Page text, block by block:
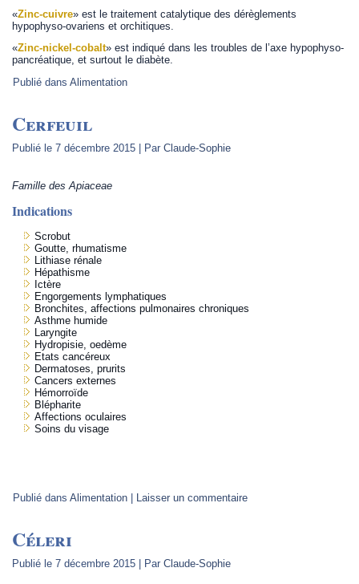
«Zinc-cuivre» est le traitement catalytique des dérèglements
hypophyso-ovariens et orchitiques.
«Zinc-nickel-cobalt» est indiqué dans les troubles de l’axe hypophyso-
pancréatique, et surtout le diabète.
Publié dans Alimentation
Cerfeuil
Publié le 7 décembre 2015 Par Claude-Sophie
Famille des Apiaceae
Indications
Scrobut
Goutte, rhumatisme
Lithiase rénale
Hépathisme
Ictère
Engorgements lymphatiques
Bronchites, affections pulmonaires chroniques
Asthme humide
Laryngite
Hydropisie, oedème
Etats cancéreux
Dermatoses, prurits
Cancers externes
Hémorroïde
Blépharite
Affections oculaires
Soins du visage
Publié dans Alimentation Laisser un commentaire
Céleri
Publié le 7 décembre 2015 Par Claude-Sophie